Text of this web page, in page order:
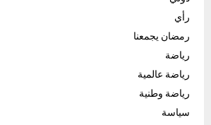
رأي
رمضان يجمعنا
رياضة
رياضة عالمية
رياضة وطنية
سياسة